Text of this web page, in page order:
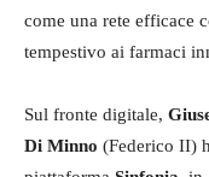
come una rete efficace
tempestivo ai farmaci
Sul fronte digitale,
Di Minno (Federico II)